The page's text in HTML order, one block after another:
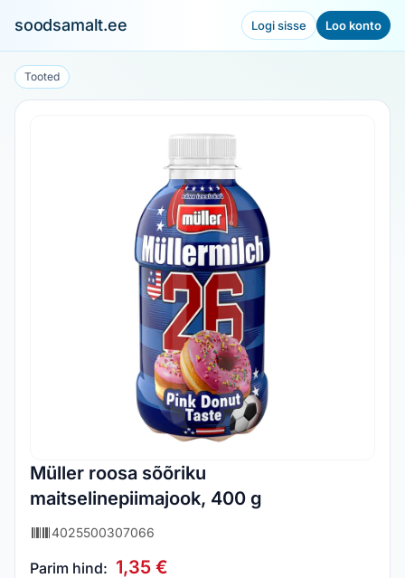
soodsamalt.ee Logi sisse Loo konto
Tooted
Müller roosa sõõriku
maitselinepiimajook, 400 g
4025500307066
Parim hind: 1,35 €